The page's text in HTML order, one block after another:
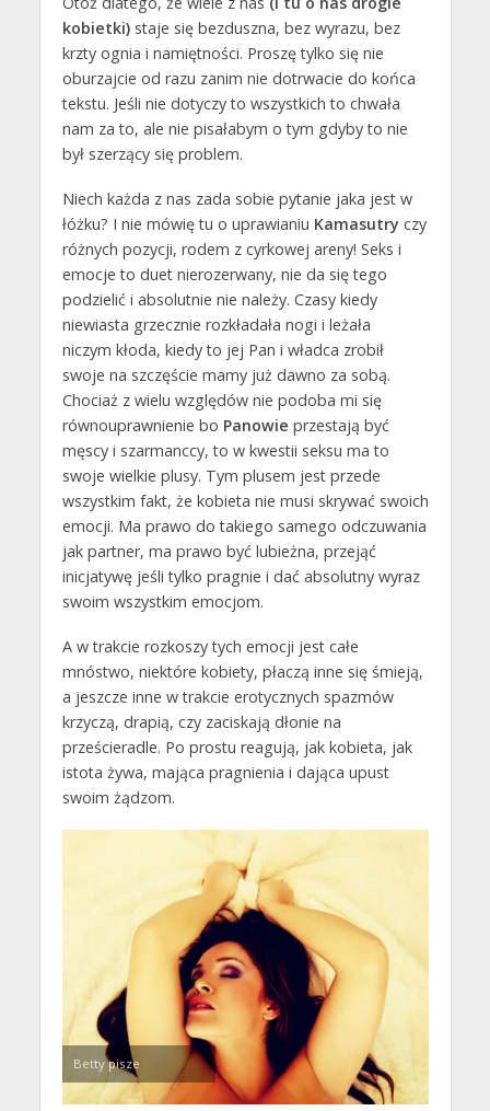
kobietki)staje się bezduszna, bez wyrazu, bez
krzty ognia i namiętności. Proszę tylko się nie
oburzajcie od razu zanim nie dotrwacie do końca
tekstu. Jeśli nie dotyczy to wszystkich to chwała
nam za to, ale nie pisałabym o tym gdyby to nie
był szerzący się problem.
Niech każda z nas zada sobie pytanie jaka jest w
łóżku? I nie mówię tu o uprawianiu Kamasutry czy
różnych pozycji, rodem z cyrkowej areny! Seks i
emocje to duet nierozerwany, nie da się tego
podzielić i absolutnie nie należy. Czasy kiedy
niewiasta grzecznie rozkładała nogi i leżała
niczym kłoda, kiedy to jej Pan i władca zrobił
swoje na szczęście mamy już dawno za sobą.
Chociaż z wielu względów nie podoba mi się
równouprawnienie bo Panowie przestają być
męscy i szarmanccy, to w kwestii seksu ma to
swoje wielkie plusy. Tym plusem jest przede
wszystkim fakt, że kobieta nie musi skrywać swoich
emocji. Ma prawo do takiego samego odczuwania
jak partner, ma prawo być lubieżna, przejąć
inicjatywę jeśli tylko pragnie i dać absolutny wyraz
swoim wszystkim emocjom.
A w trakcie rozkoszy tych emocji jest całe
mnóstwo, niektóre kobiety, płaczą inne się śmieją,
a jeszcze inne w trakcie erotycznych spazmów
krzyczą, drapią, czy zaciskają dłonie na
prześcieradle. Po prostu reagują, jak kobieta, jak
istota żywa, mająca pragnienia i dająca upust
swoim żądzom.
Betty pisze